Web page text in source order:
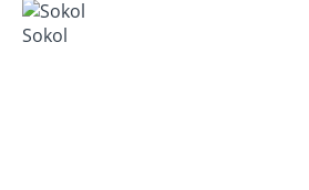
Sokol